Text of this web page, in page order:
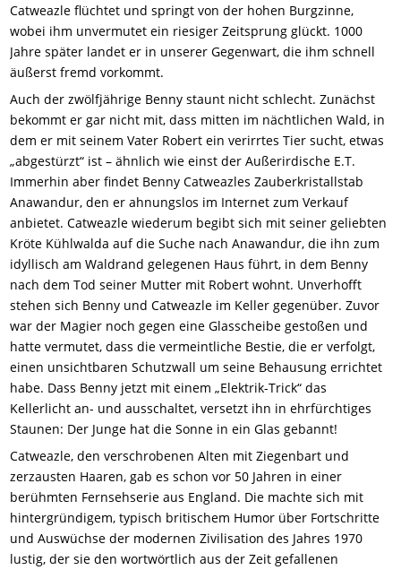
Catweazle flüchtet und springt von der hohen Burgzinne,
wobei ihm unvermutet ein riesiger Zeitsprung glückt. 1000
Jahre später landet er in unserer Gegenwart, die ihm schnell
äußerst fremd vorkommt.
Auch der zwölfjährige Benny staunt nicht schlecht. Zunächst
bekommt er gar nicht mit, dass mitten im nächtlichen Wald, in
dem er mit seinem Vater Robert ein verirrtes Tier sucht, etwas
„abgestürzt“ ist – ähnlich wie einst der Außerirdische E.T.
Immerhin aber findet Benny Catweazles Zauberkristallstab
Anawandur, den er ahnungslos im Internet zum Verkauf
anbietet. Catweazle wiederum begibt sich mit seiner geliebten
Kröte Kühlwalda auf die Suche nach Anawandur, die ihn zum
idyllisch am Waldrand gelegenen Haus führt, in dem Benny
nach dem Tod seiner Mutter mit Robert wohnt. Unverhofft
stehen sich Benny und Catweazle im Keller gegenüber. Zuvor
war der Magier noch gegen eine Glasscheibe gestoßen und
hatte vermutet, dass die vermeintliche Bestie, die er verfolgt,
einen unsichtbaren Schutzwall um seine Behausung errichtet
habe. Dass Benny jetzt mit einem „Elektrik-Trick“ das
Kellerlicht an- und ausschaltet, versetzt ihn in ehrfürchtiges
Staunen: Der Junge hat die Sonne in ein Glas gebannt!
Catweazle, den verschrobenen Alten mit Ziegenbart und
zerzausten Haaren, gab es schon vor 50 Jahren in einer
berühmten Fernsehserie aus England. Die machte sich mit
hintergründigem, typisch britischem Humor über Fortschritte
und Auswüchse der modernen Zivilisation des Jahres 1970
lustig, der sie den wortwörtlich aus der Zeit gefallenen